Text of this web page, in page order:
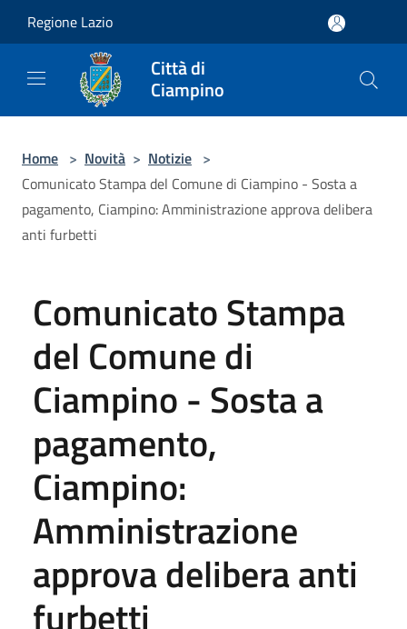
Regione Lazio
Città di
Ciampino
Home > Novità > Notizie >
Comunicato Stampa del Comune di Ciampino - Sosta a
pagamento, Ciampino: Amministrazione approva delibera
anti furbetti
Comunicato Stampa
del Comune di
Ciampino - Sosta a
pagamento,
Ciampino:
Amministrazione
approva delibera anti
furbetti